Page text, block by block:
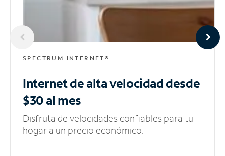
SPECTRUM INTERNET®
Internet de alta velocidaddesde
$30 al mes
Disfruta de velocidades confiables para tu
hogar a un precio económico.